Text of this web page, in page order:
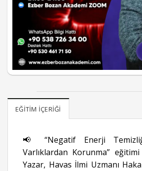
EĞITIM İÇERIĞI
📢 “Negatif Enerji
Varlıklardan Korunma” eğitimi
Yazar, Havas İlmi Uzmanı